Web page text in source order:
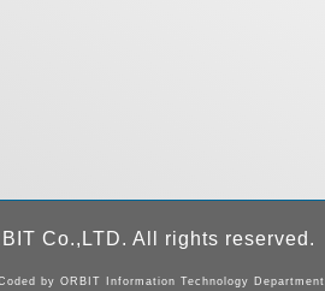
Co.,LTD. All rights reserved.
by ORBIT Information Technology Department.